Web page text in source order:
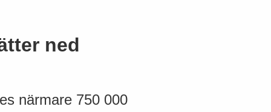
ned
närmare 750 000